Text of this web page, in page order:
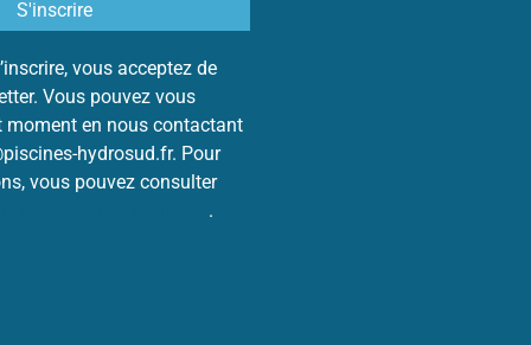
vous acceptez de
Vous pouvez vous
moment en nous contactant
hydrosud.fr. Pour
vous pouvez consulter
.